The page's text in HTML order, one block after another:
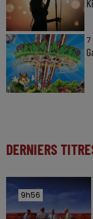
DERNIERS
9h56
9h56